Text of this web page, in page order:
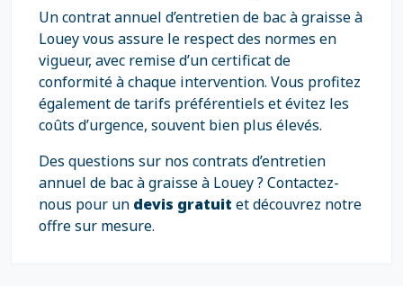
Un contrat annuel d’entretien de bac à graisse à
Louey vous assure le respect des normes en
vigueur, avec remise d’un certificat de
conformité à chaque intervention. Vous profitez
également de tarifs préférentiels et évitez les
coûts d’urgence, souvent bien plus élevés.
Des questions sur nos contrats d’entretien
annuel de bac à graisse à Louey ? Contactez-
nous pour un devis gratuit et découvrez notre
offre sur mesure.